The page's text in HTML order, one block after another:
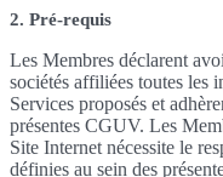
2. Pré-requis
Les Membres déclarent
sociétés affiliées toutes les
Services proposés et
présentes CGUV. Les
Site Internet nécessite le
définies au sein des